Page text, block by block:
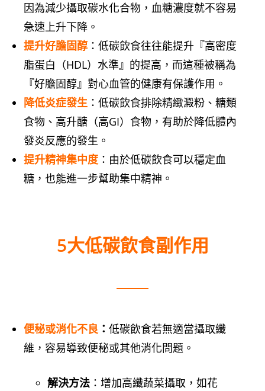
因為減少攝取碳水化合物，血糖濃度就不容易
急速上升下降。
提升好膽固醇 ：低碳飲食往往能提升『高密度
脂蛋白（HDL）水準』的提高，而這種被稱為
『好膽固醇』對心血管的健康有保護作用。
降低炎症發生 ：低碳飲食排除精緻澱粉、糖類
食物、高升醣（高GI）食物，有助於降低體內
發炎反應的發生。
提升精神集中度：由於低碳飲食可以穩定血
糖，也能進一步幫助集中精神。
5大低碳飲食副作用
便秘或消化不良 ： 低碳飲食若無適當攝取纖
維，容易導致便秘或其他消化問題。
解決方法 ：增加高纖蔬菜攝取，如花